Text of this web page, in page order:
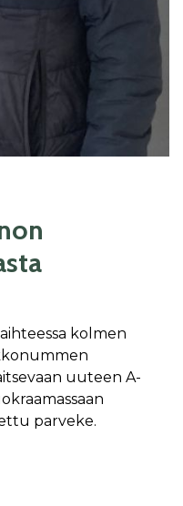
kolmen
uuteen A-
parveke.